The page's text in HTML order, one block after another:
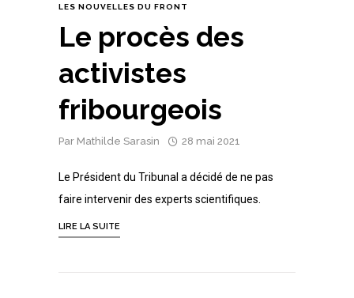
LES NOUVELLES DU FRONT
Le procès des
activistes
fribourgeois
Par Mathilde Sarasin 28 mai 2021
Le Président du Tribunal a décidé de ne pas
faire intervenir des experts scientifiques.
LIRE LA SUITE